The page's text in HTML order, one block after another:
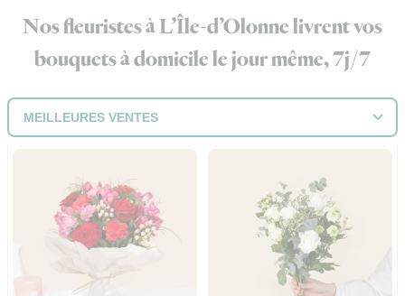
Nos fleuristes à L’Île-d’Olonne livrent vos
bouquets à domicile le jour même, 7j/7